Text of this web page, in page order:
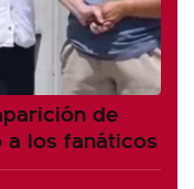
de
a los fanáticos